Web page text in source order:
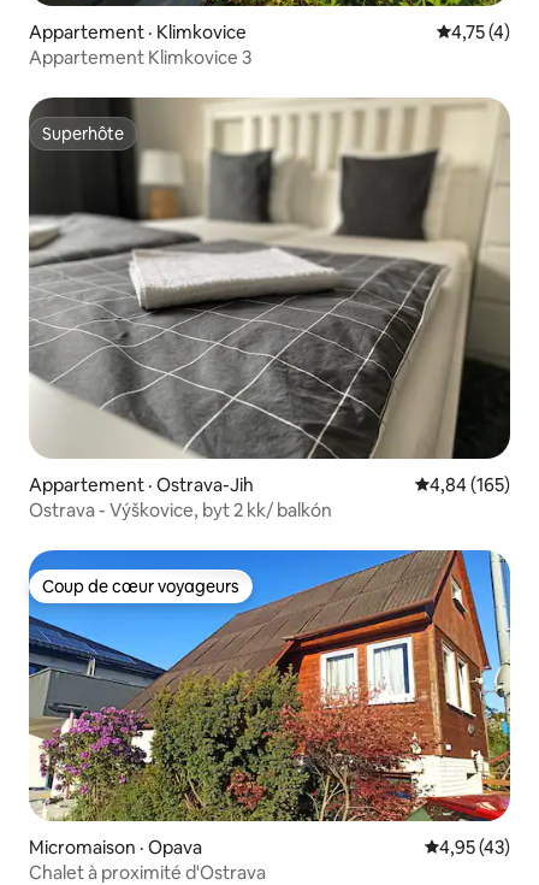
Appartement · Klimkovice Note
4,75 (4)
Appartement Klimkovice 3
Superhôte
Superhôte
Appartement · Ostrava-Jih Note
4,84 (165)
Ostrava - Výškovice, byt 2 kk/ balkón
Coup de cœur voyageurs
Coup de cœur voyageurs
Micromaison · Opava Note
4,95 (43)
Chalet à proximité d'Ostrava